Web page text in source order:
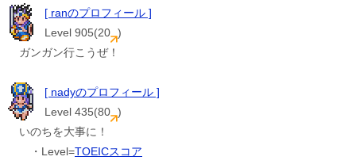
[ ranのプロフィール ]
Level 905(20 )
ガンガン行こうぜ！
[ nadyのプロフィール ]
Level 435(80 )
いのちを大事に！
・Level=TOEICスコア